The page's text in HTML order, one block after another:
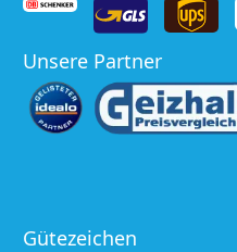
Unsere Partner
Gütezeichen